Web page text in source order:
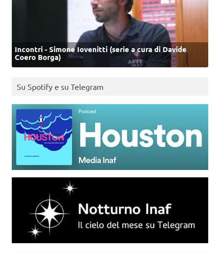
Incontri - Simone Iovenitti (serie a cura di Davide
Coero Borga)
Su Spotify e su Telegram